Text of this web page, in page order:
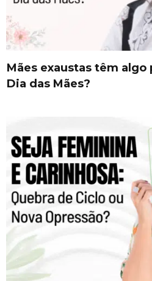
Mães exaustas têm
Dia das Mães?